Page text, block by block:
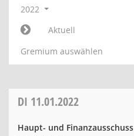
2022
Aktuell
Gremium auswählen
DI 11.01.2022
Haupt- und Finanzausschuss